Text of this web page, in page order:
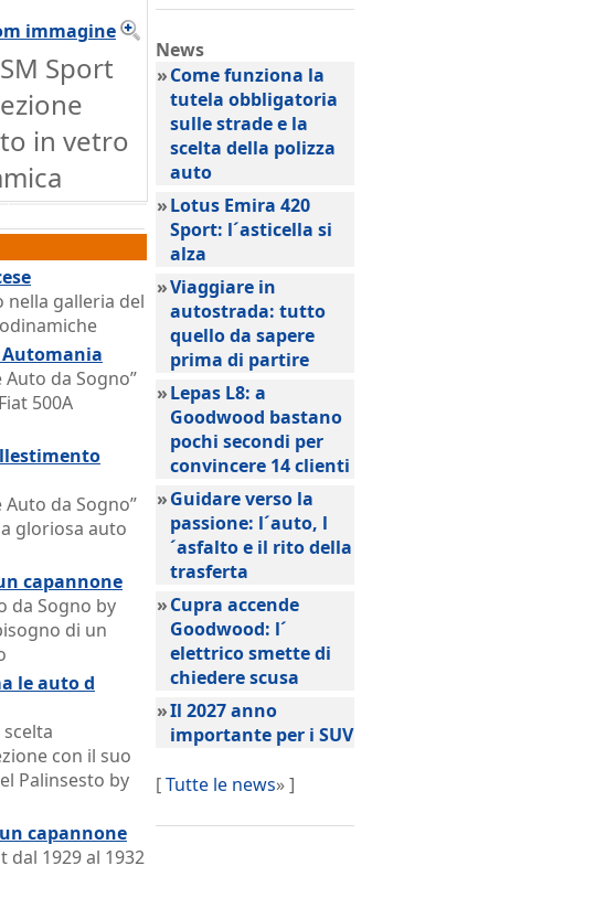
immagine
Sport
in vetro
galleria del
Automania
Auto da Sogno”
500A
da Sogno”
gloriosa auto
capannone
da Sogno by
di un
le auto d
con il suo
Palinsesto by
capannone
1929 al 1932
News
»Come funziona la
tutela obbligatoria
sulle strade e la
scelta della polizza
auto
»Lotus Emira 420
Sport: l´asticella si
alza
»Viaggiare in
autostrada: tutto
quello da sapere
prima di partire
»Lepas L8: a
Goodwood bastano
pochi secondi per
convincere 14 clienti
»Guidare verso la
passione: l´auto, l
´asfalto e il rito della
trasferta
»Cupra accende
Goodwood: l´
elettrico smette di
chiedere scusa
»Il 2027 anno
importante per i SUV
[Tutte le news» ]